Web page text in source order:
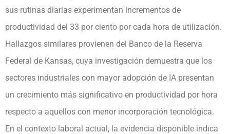
sus rutinas diarias experimentan incrementos de
productividad del 33 por ciento por cada hora de utilización.
Hallazgos similares provienen del Banco de la Reserva
Federal de Kansas, cuya investigación demuestra que los
sectores industriales con mayor adopción de IA presentan
un crecimiento más significativo en productividad por hora
respecto a aquellos con menor incorporación tecnológica.
En el contexto laboral actual, la evidencia disponible indica